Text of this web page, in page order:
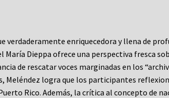
verdaderamente enriquecedora y llena de
María Dieppa ofrece una perspectiva fresca
de rescatar voces marginadas en los
Meléndez logra que los participantes
Rico. Además, la crítica al concepto de